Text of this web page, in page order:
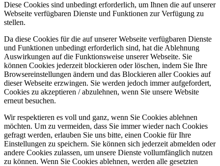
Diese Cookies sind unbedingt erforderlich, um Ihnen die auf unserer
Webseite verfügbaren Dienste und Funktionen zur Verfügung zu
stellen.
Da diese Cookies für die auf unserer Webseite verfügbaren Dienste
und Funktionen unbedingt erforderlich sind, hat die Ablehnung
Auswirkungen auf die Funktionsweise unserer Webseite. Sie
können Cookies jederzeit blockieren oder löschen, indem Sie Ihre
Browsereinstellungen ändern und das Blockieren aller Cookies auf
dieser Webseite erzwingen. Sie werden jedoch immer aufgefordert,
Cookies zu akzeptieren / abzulehnen, wenn Sie unsere Website
erneut besuchen.
Wir respektieren es voll und ganz, wenn Sie Cookies ablehnen
möchten. Um zu vermeiden, dass Sie immer wieder nach Cookies
gefragt werden, erlauben Sie uns bitte, einen Cookie für Ihre
Einstellungen zu speichern. Sie können sich jederzeit abmelden oder
andere Cookies zulassen, um unsere Dienste vollumfänglich nutzen
zu können. Wenn Sie Cookies ablehnen, werden alle gesetzten